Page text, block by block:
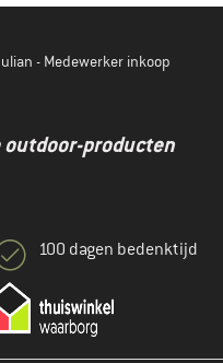
- Medewerker inkoop
producten
100 dagen bedenktijd